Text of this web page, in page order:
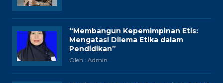
“Membangun Kepemimpinan Etis:
Mengatasi Dilema Etika dalam
Pendidikan”
Oleh : Admin